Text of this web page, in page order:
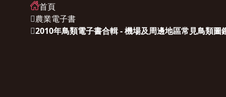
首頁
農業電子書
2010年鳥類電子書合輯 - 機場及周邊地區常見鳥類圖